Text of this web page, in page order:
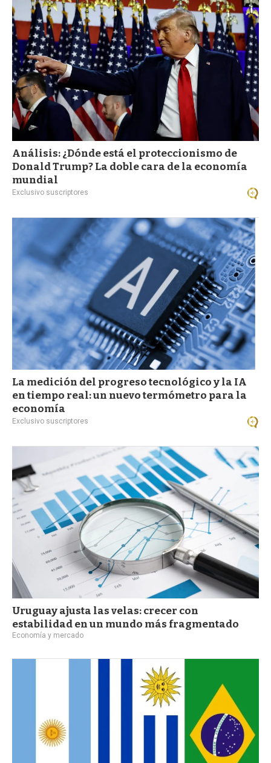
Análisis: ¿Dónde está el proteccionismo de
Donald Trump? La doble cara de la economía
mundial
Exclusivo suscriptores
La medición del progreso tecnológico y la IA
en tiempo real: un nuevo termómetro para la
economía
Exclusivo suscriptores
Uruguay ajusta las velas: crecer con
estabilidad en un mundo más fragmentado
Economía y mercado